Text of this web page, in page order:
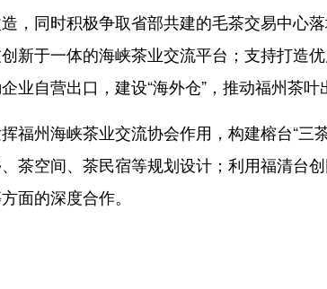
同时积极争取省部共建的毛茶交易中心
新于一体的海峡茶业交流平台；支持打造
自营出口，建设“海外仓”，推动福州茶叶
州海峡茶业交流协会作用，构建榕台“三
茶空间、茶民宿等规划设计；利用福清台
面的深度合作。